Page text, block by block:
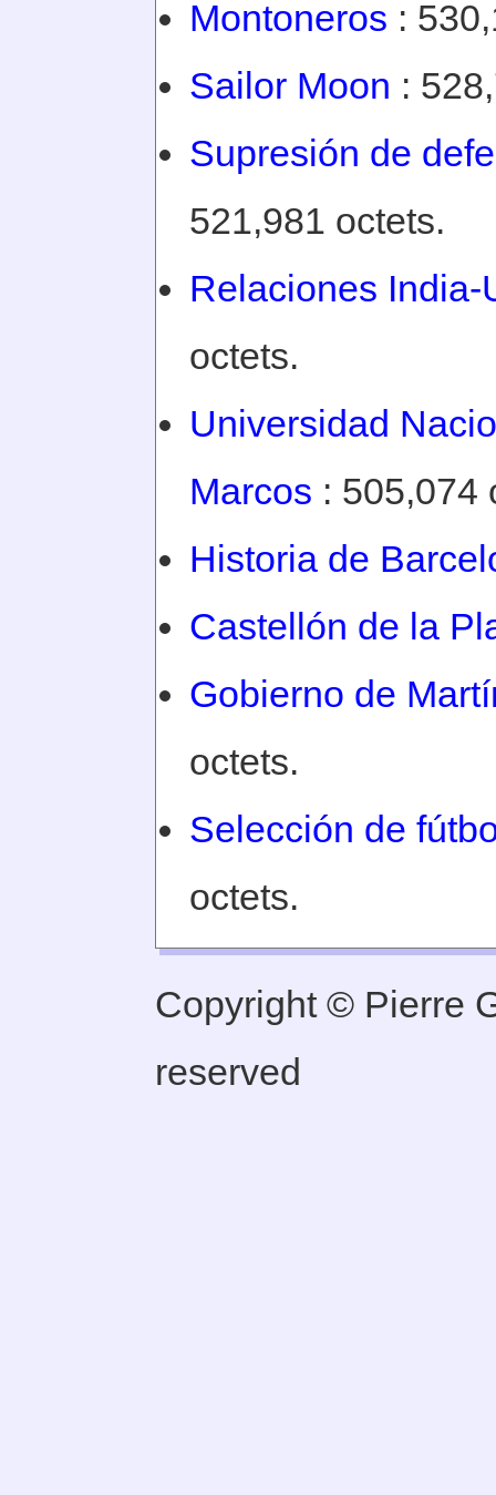
Montoneros :
Sailor Moon :
Supresión de
521,981 octets.
Relaciones
octets.
Universidad
Marcos : 505,074
Historia de
Castellón de la
Gobierno de
octets.
Selección de
octets.
Copyright © Pierre
reserved